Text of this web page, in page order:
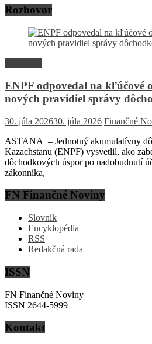
Rozhovor
ENPF odpovedal na kľúčové
nových pravidiel správy
30. júla 202630. júla 2026 Finančné
ASTANA – Jednotný akumulatívny
Kazachstanu (ENPF) vysvetlil, ako
dôchodkových úspor po nadobudnutí
zákonníka,
FN Finančné Noviny
Slovník
Encyklopédia
RSS
Redakčná rada
ISSN
FN Finančné Noviny
ISSN 2644-5999
Kontakt